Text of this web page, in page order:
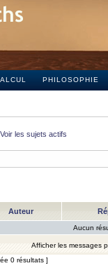
PHILOSOPHIE
Voir les sujets actifs
Auteur
Aucun
Afficher les messages
0 résultats ]